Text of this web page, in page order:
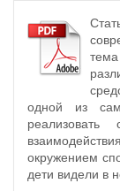
одной из
окружением
дети видели в